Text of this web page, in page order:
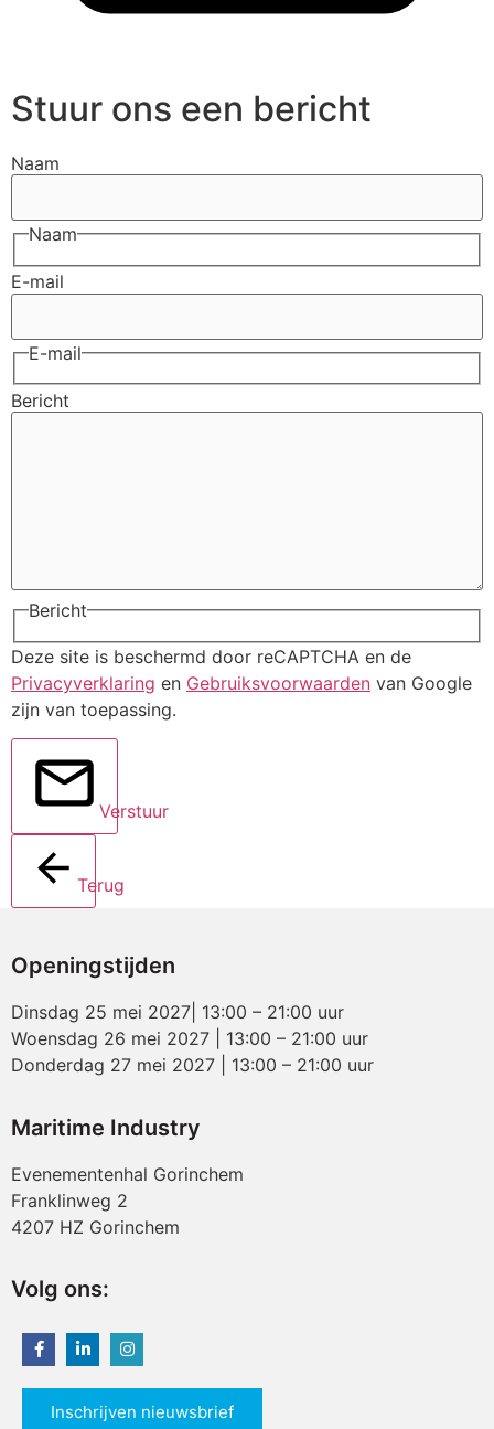
Stuur ons een bericht
Naam
Naam
E-mail
E-mail
Bericht
Bericht
Deze site is beschermd door reCAPTCHA en de
Privacyverklaring en Gebruiksvoorwaarden van Google
zijn van toepassing.
Verstuur
Terug
Openingstijden
Dinsdag 25 mei 2027| 13:00 – 21:00 uur
Woensdag 26 mei 2027 | 13:00 – 21:00 uur
Donderdag 27 mei 2027 | 13:00 – 21:00 uur
Maritime Industry
Evenementenhal Gorinchem
Franklinweg 2
4207 HZ Gorinchem
Volg ons:
Inschrijven nieuwsbrief